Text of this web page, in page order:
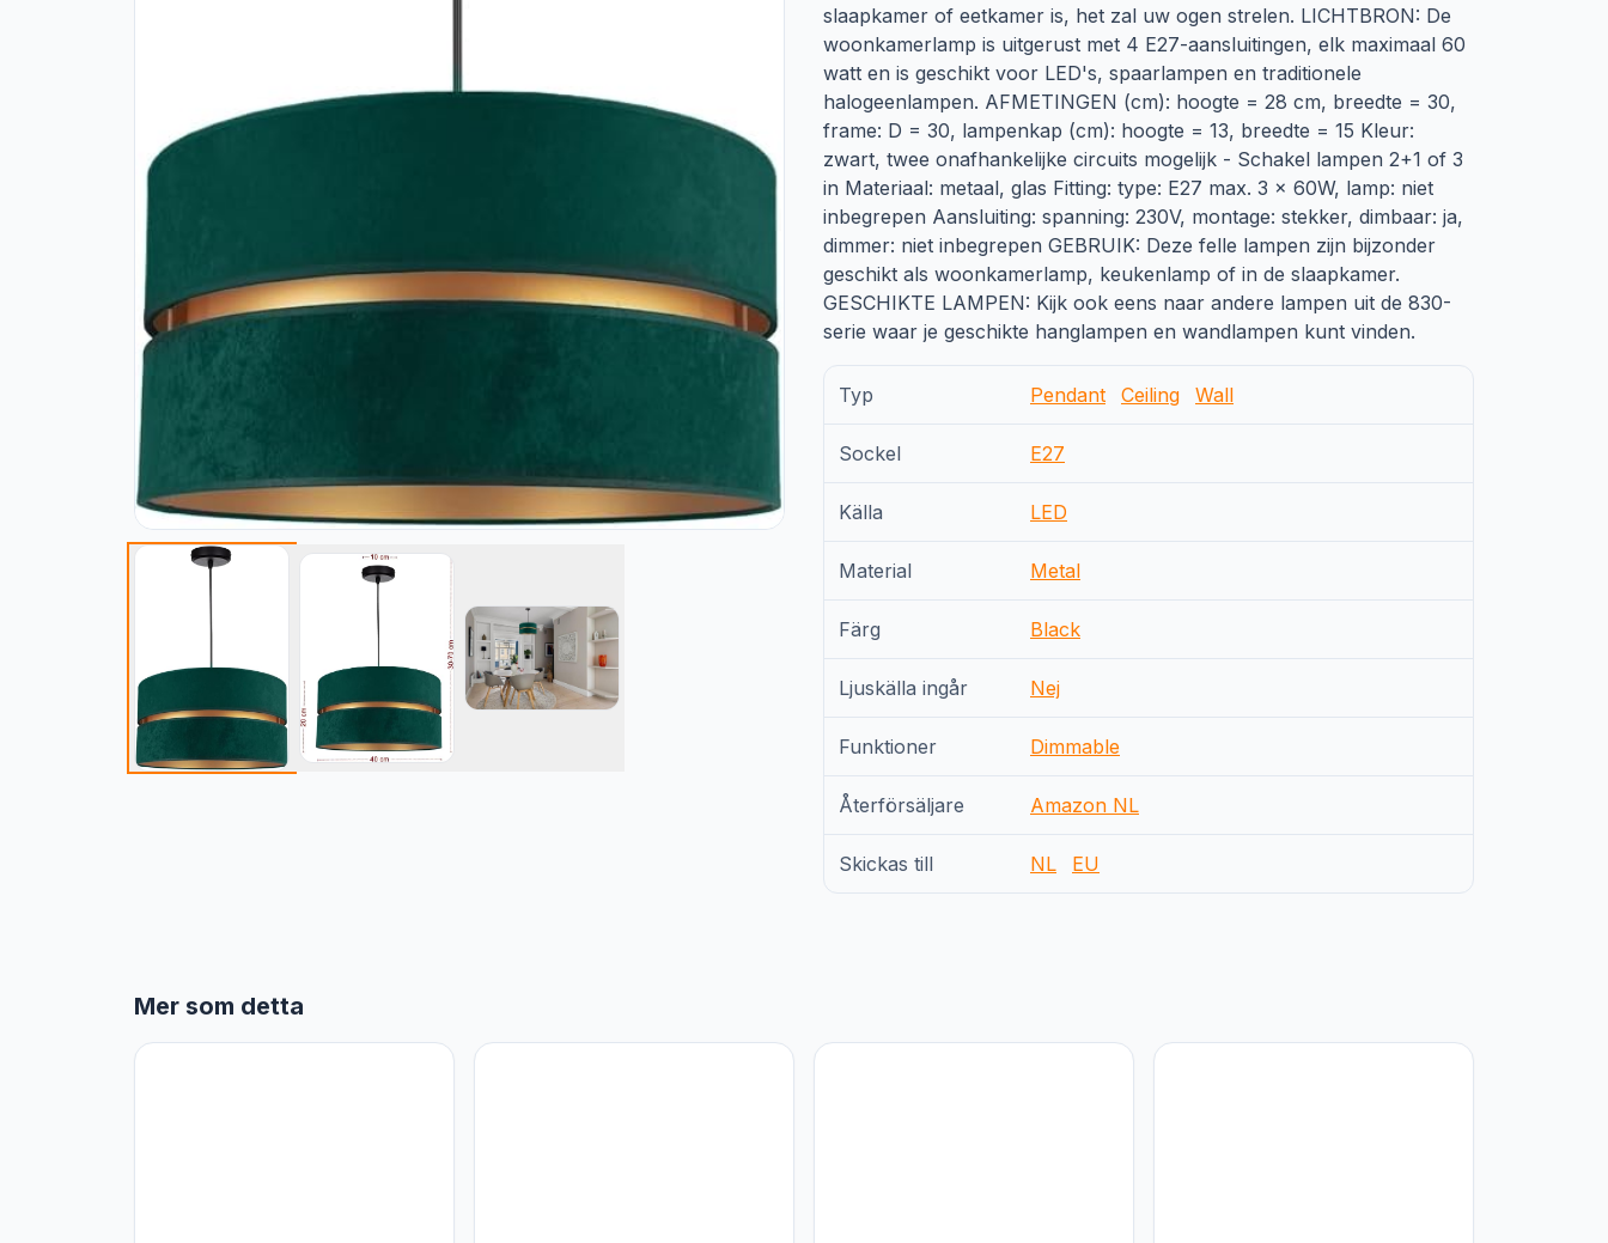
slaapkamer of eetkamer is, het zal uw ogen strelen. LICHTBRON: De
woonkamerlamp is uitgerust met 4 E27-aansluitingen, elk maximaal 60
watt en is geschikt voor LED's, spaarlampen en traditionele
halogeenlampen. AFMETINGEN (cm): hoogte = 28 cm, breedte = 30,
frame: D = 30, lampenkap (cm): hoogte = 13, breedte = 15 Kleur:
zwart, twee onafhankelijke circuits mogelijk - Schakel lampen 2+1 of 3
in Materiaal: metaal, glas Fitting: type: E27 max. 3 x 60W, lamp: niet
inbegrepen Aansluiting: spanning: 230V, montage: stekker, dimbaar: ja,
dimmer: niet inbegrepen GEBRUIK: Deze felle lampen zijn bijzonder
geschikt als woonkamerlamp, keukenlamp of in de slaapkamer.
GESCHIKTE LAMPEN: Kijk ook eens naar andere lampen uit de 830-
serie waar je geschikte hanglampen en wandlampen kunt vinden.
Typ Pendant Ceiling Wall
Sockel E27
Källa LED
Material Metal
Färg Black
Ljuskälla ingår Nej
Funktioner Dimmable
Återförsäljare Amazon NL
Skickas till NL EU
Mer som detta